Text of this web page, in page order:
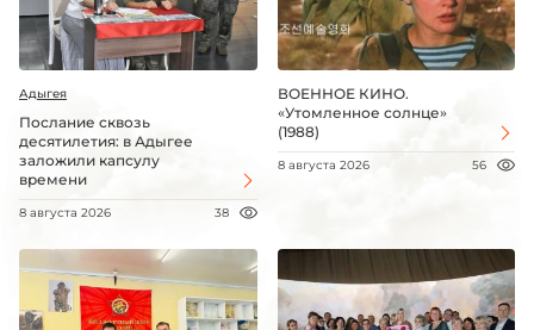
Адыгея
Послание сквозь
десятилетия: в Адыгее
заложили капсулу
времени
8 августа 2026 38
ВОЕННОЕ КИНО.
«Утомленное солнце»
(1988)
8 августа 2026 56